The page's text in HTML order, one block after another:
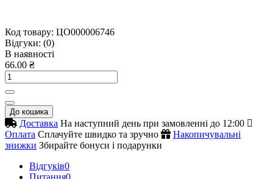
Код товару: ЦО000006746
Відгуки: (0)
В наявності
66.00 ₴
До кошика
Доставка На наступний день при замовленні до 12:00
Оплата Сплачуйте швидко та зручно
Накопичувальні
знижки Збирайте бонуси і подарунки
Відгуків0
Питання0